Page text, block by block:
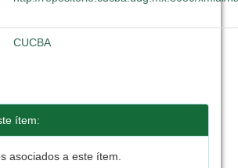
CUCBA
ítem:
asociados a este ítem.